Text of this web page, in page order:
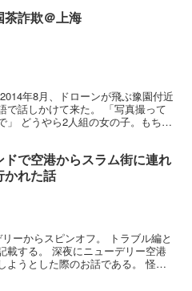
茶詐欺＠上海
年8月、ドローンが飛ぶ豫園付近
で話しかけて来た。 「写真撮って
」 どうやら2人組の女の子。もちろ
ドで空港からスラム街に連れ
かれた話
ーからスピンオフ。 トラブル編と
載する。 深夜にニューデリー空港
ようとした際のお話である。 怪し